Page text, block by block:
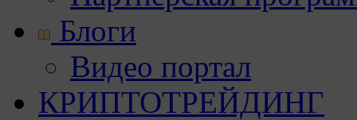
Блоги
Видео портал
КРИПТОТРЕЙДИНГ